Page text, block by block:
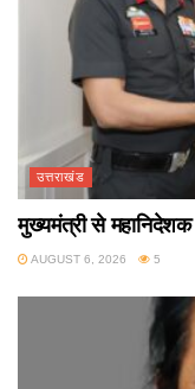
उत्तराखंड
मुख्यमंत्री से महानिदेशक
AUGUST 6, 2026 5